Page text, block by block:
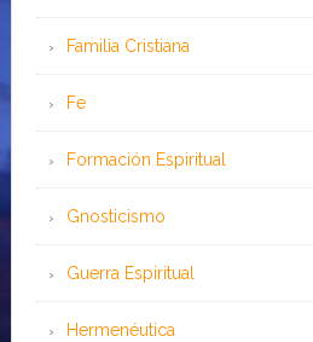
Familia Cristiana
Fe
Formación Espiritual
Gnosticismo
Guerra Espiritual
Hermenéutica